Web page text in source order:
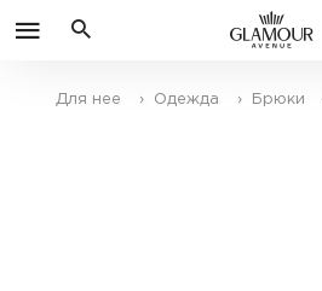
Для нее › Одежда › Брюки